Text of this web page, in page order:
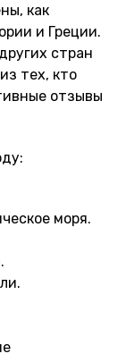
как
и Греции.
стран
тех, кто
отзывы
моря.